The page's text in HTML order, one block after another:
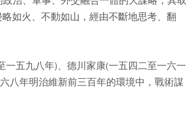
如火、不動如山，經由不斷地思考、翻
五九八年)、德川家康(一五四二至一六一
八年明治維新前三百年的環境中，戰術謀